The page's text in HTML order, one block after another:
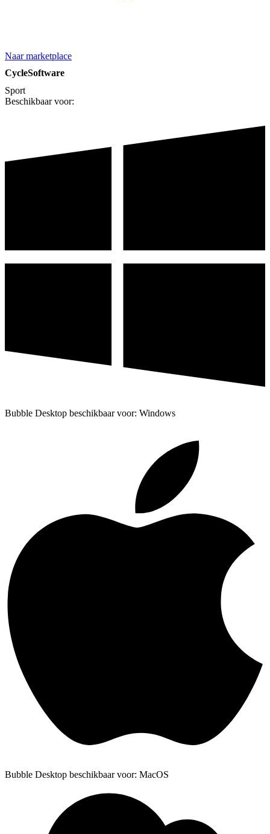
Naar marketplace
CycleSoftware
Sport
Beschikbaar voor:
Bubble Desktop beschikbaar voor: Windows
Bubble Desktop beschikbaar voor: MacOS